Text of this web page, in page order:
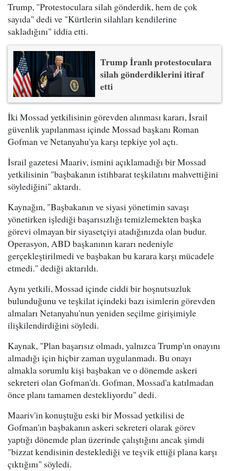
Trump, "Protestoculara silah gönderdik, hem de çok
sayıda" dedi ve "Kürtlerin silahları kendilerine
sakladığını" iddia etti.
Trump İranlı protestoculara
silah gönderdiklerini itiraf
etti
İki Mossad yetkilisinin görevden alınması kararı, İsrail
güvenlik yapılanması içinde Mossad başkanı Roman
Gofman ve Netanyahu'ya karşı tepkiye yol açtı.
İsrail gazetesi Maariv, ismini açıklamadığı bir Mossad
yetkilisinin "başbakanın istihbarat teşkilatını mahvettiğini
söylediğini" aktardı.
Kaynağın, "Başbakanın ve siyasi yönetimin savaşı
yönetirken işlediği başarısızlığı temizlemekten başka
görevi olmayan bir siyasetçiyi atadığınızda olan budur.
Operasyon, ABD başkanının kararı nedeniyle
gerçekleştirilmedi ve başbakan bu karara karşı mücadele
etmedi." dediği aktarıldı.
Aynı yetkili, Mossad içinde ciddi bir hoşnutsuzluk
bulunduğunu ve teşkilat içindeki bazı isimlerin görevden
almaları Netanyahu'nun yeniden seçilme girişimiyle
ilişkilendirdiğini söyledi.
Kaynak, "Plan başarısız olmadı, yalnızca Trump'ın onayını
almadığı için hiçbir zaman uygulanmadı. Bu onayı
almakla sorumlu kişi başbakan ve o dönemde askeri
sekreteri olan Gofman'dı. Gofman, Mossad'a katılmadan
önce planı tamamen destekliyordu" dedi.
Maariv'in konuştuğu eski bir Mossad yetkilisi de
Gofman'ın başbakanın askeri sekreteri olarak görev
yaptığı dönemde plan üzerinde çalıştığını ancak şimdi
"bizzat kendisinin desteklediği ve teşvik ettiği plana karşı
çıktığını" söyledi.